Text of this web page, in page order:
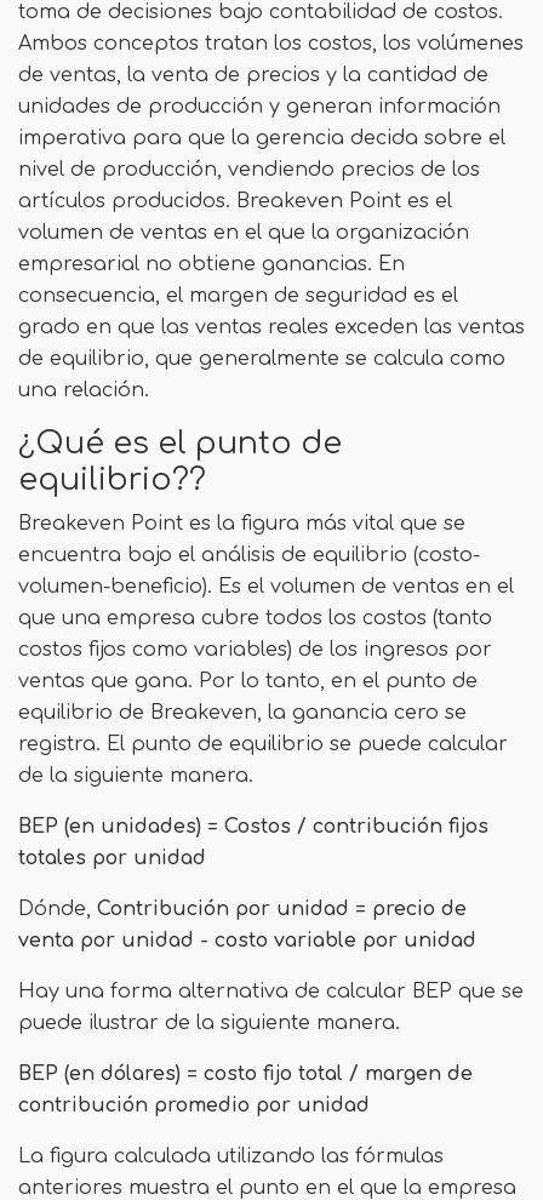
toma de decisiones bajo contabilidad de costos.
Ambos conceptos tratan los costos, los volúmenes
de ventas, la venta de precios y la cantidad de
unidades de producción y generan información
imperativa para que la gerencia decida sobre el
nivel de producción, vendiendo precios de los
artículos producidos. Breakeven Point es el
volumen de ventas en el que la organización
empresarial no obtiene ganancias. En
consecuencia, el margen de seguridad es el
grado en que las ventas reales exceden las ventas
de equilibrio, que generalmente se calcula como
una relación.
¿Qué es el punto de
equilibrio??
Breakeven Point es la figura más vital que se
encuentra bajo el análisis de equilibrio (costo-
volumen-beneficio). Es el volumen de ventas en el
que una empresa cubre todos los costos (tanto
costos fijos como variables) de los ingresos por
ventas que gana. Por lo tanto, en el punto de
equilibrio de Breakeven, la ganancia cero se
registra. El punto de equilibrio se puede calcular
de la siguiente manera.
BEP (en unidades) = Costos / contribución fijos
totales por unidad
Dónde, Contribución por unidad = precio de
venta por unidad - costo variable por unidad
Hay una forma alternativa de calcular BEP que se
puede ilustrar de la siguiente manera.
BEP (en dólares) = costo fijo total / margen de
contribución promedio por unidad
La figura calculada utilizando las fórmulas
anteriores muestra el punto en el que la empresa